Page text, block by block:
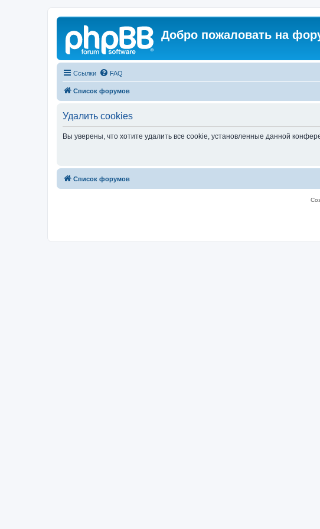
Добро пожаловать на
Ссылки FAQ
Список форумов
Удалить cookies
Вы уверены, что хотите удалить все cookie, установленные данной
Список форумов